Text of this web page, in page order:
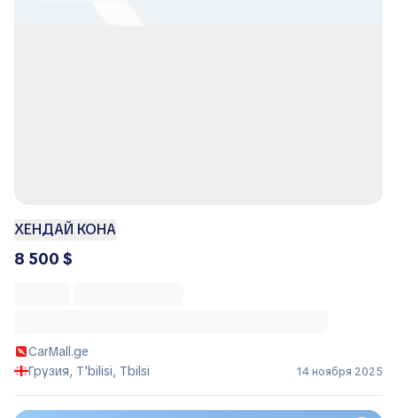
ХЕНДАЙ КОНА
8 500 $
CarMall.ge
Грузия, T'bilisi, Tbilsi
14 ноября 2025